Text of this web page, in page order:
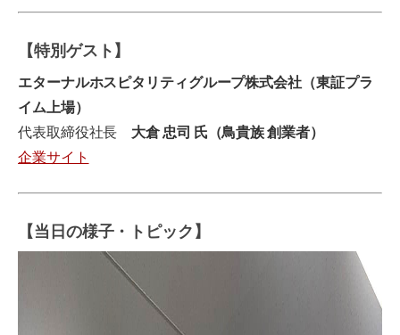
【特別ゲスト】
エターナルホスピタリティグループ株式会社（東証プラ
イム上場）
代表取締役社長 大倉 忠司 氏（鳥貴族 創業者）
企業サイト
【当日の様子・トピック】